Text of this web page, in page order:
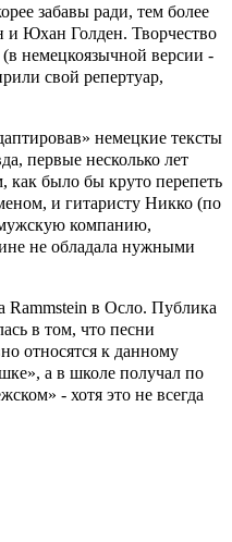
забавы ради, тем более
и Юхан Голден. Творчество
(в немецкоязычной версии -
свой репертуар,
немецкие тексты
первые несколько лет
как было бы круто перепеть
и гитаристу Никко (по
мужскую компанию,
не обладала нужными
Rammstein в Осло. Публика
в том, что песни
относятся к данному
а в школе получал по
- хотя это не всегда